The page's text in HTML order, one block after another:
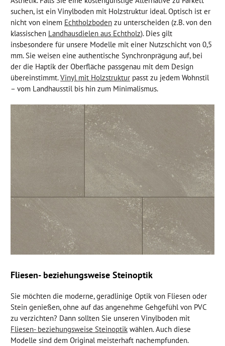
suchen, ist ein Vinylboden mit Holzstruktur ideal. Optisch ist er
nicht von einem Echtholzboden zu unterscheiden (z.B. von den
klassischen Landhausdielen aus Echtholz). Dies gilt
insbesondere für unsere Modelle mit einer Nutzschicht von 0,5
mm. Sie weisen eine authentische Synchronprägung auf, bei
der die Haptik der Oberfläche passgenau mit dem Design
übereinstimmt.Vinyl mit Holzstruktur passt zu jedem Wohnstil
– vom Landhausstil bis hin zum Minimalismus.
Fliesen- beziehungsweise Steinoptik
Sie möchten die moderne, geradlinige Optik von Fliesen oder
Stein genießen, ohne auf das angenehme Gehgefühl von PVC
zu verzichten? Dann sollten Sie unseren Vinylboden mit
Fliesen- beziehungsweise Steinoptik wählen. Auch diese
Modelle sind dem Original meisterhaft nachempfunden.